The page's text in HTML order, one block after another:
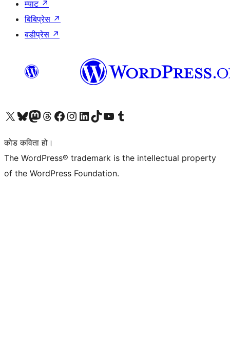
म्याट ↗
बिबिप्रेस ↗
बडीप्रेस ↗
हाम्रो X (पहिले ट्विटर) खातामा जानुहोस्
हाम्रो Bluesky खाता भ्रमण गर्नुहोस्
हाम्रो म्यास्टोडन खाता भ्रमण गर्नुहोस्
हाम्रो थ्रेड्स खातामा जानुहोस्
हाम्रो फेसबुक पेजमा जानुहोस्
हाम्रो इन्स्टाग्राम खातामा जानुहोस्
हाम्रो लिङ्क्डइन खातामा जानुहोस्
हाम्रो TikTok खाता भ्रमण गर्नुहोस्
हाम्रो युट्युब च्यानलमा जानुहोस्
हाम्रो टम्बलर खाता भ्रमण गर्नुहोस्
कोड कविता हो।
The WordPress® trademark is the intellectual property
of the WordPress Foundation.